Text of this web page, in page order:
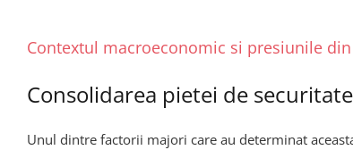
Contextul macroeconomic si presiunile
Consolidarea pietei de
Unul dintre factorii majori care au determinat